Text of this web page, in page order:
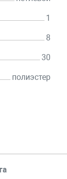
1
8
30
полиэстер